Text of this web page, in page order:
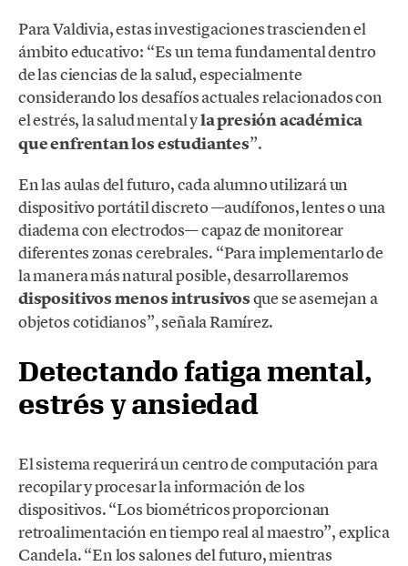
Para Valdivia, estas investigaciones trascienden el
ámbito educativo: “Es un tema fundamental dentro
de las ciencias de la salud, especialmente
considerando los desafíos actuales relacionados con
el estrés, la salud mental yla presión académica
que enfrentan los estudiantes”.
En las aulas del futuro, cada alumno utilizará un
dispositivo portátil discreto —audífonos, lentes o una
diadema con electrodos— capaz de monitorear
diferentes zonas cerebrales. “Para implementarlo de
la manera más natural posible, desarrollaremos
dispositivos menos intrusivosque se asemejan a
objetos cotidianos”, señala Ramírez.
Detectando fatiga mental,
estrés y ansiedad
El sistema requerirá un centro de computación para
recopilar y procesar la información de los
dispositivos. “Los biométricos proporcionan
retroalimentación en tiempo real al maestro”, explica
Candela. “En los salones del futuro, mientras